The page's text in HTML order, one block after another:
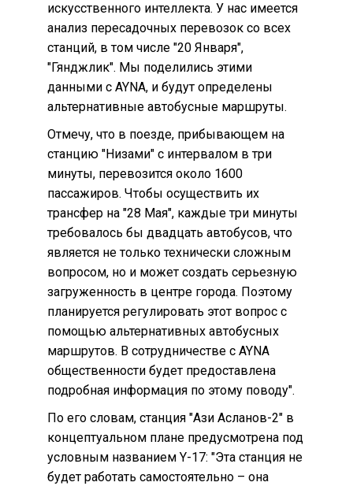
искусственного интеллекта. У нас имеется
анализ пересадочных перевозок со всех
станций, в том числе "20 Января",
"Гянджлик". Мы поделились этими
данными с AYNA, и будут определены
альтернативные автобусные маршруты.
Отмечу, что в поезде, прибывающем на
станцию "Низами" с интервалом в три
минуты, перевозится около 1600
пассажиров. Чтобы осуществить их
трансфер на "28 Мая", каждые три минуты
требовалось бы двадцать автобусов, что
является не только технически сложным
вопросом, но и может создать серьезную
загруженность в центре города. Поэтому
планируется регулировать этот вопрос с
помощью альтернативных автобусных
маршрутов. В сотрудничестве с AYNA
общественности будет предоставлена
подробная информация по этому поводу".
По его словам, станция "Ази Асланов-2" в
концептуальном плане предусмотрена под
условным названием Y-17: "Эта станция не
будет работать самостоятельно – она